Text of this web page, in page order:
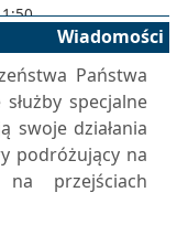
Wiadomości
Państwa
specjalne
swoje działania
podróżujący na
na przejściach